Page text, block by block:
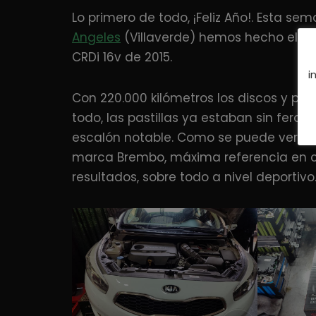
Lo primero de todo, ¡Feliz Año!. Esta
Angeles (Villaverde) hemos hecho el
CRDi 16v de 2015.
Con 220.000 kilómetros los discos y
todo, las pastillas ya estaban sin
escalón notable. Como se puede ver
marca Brembo, máxima referencia en
resultados, sobre todo a nivel deportivo.